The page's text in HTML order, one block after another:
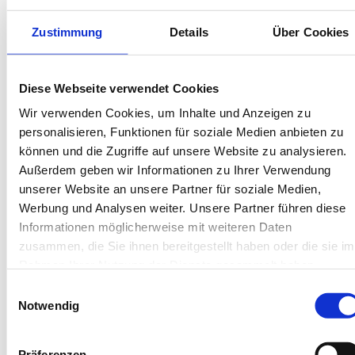
Zustimmung Details Über Cookies
Diese Webseite verwendet Cookies
Wir verwenden Cookies, um Inhalte und Anzeigen zu
personalisieren, Funktionen für soziale Medien anbieten zu
können und die Zugriffe auf unsere Website zu analysieren.
Außerdem geben wir Informationen zu Ihrer Verwendung
unserer Website an unsere Partner für soziale Medien,
Werbung und Analysen weiter. Unsere Partner führen diese
Informationen möglicherweise mit weiteren Daten
zusammen, die Sie ihnen bereitgestellt haben oder die sie im
Notwendig
Best-Preis-Garantie für Ihren Urlaub
Gäste-App mit digitalen Bonusprogrammen
Theodor-Storm-Straße 7, 26465 Langeoog
Objekt-Nr.: 6220010
Diese Unterkunft teilen: